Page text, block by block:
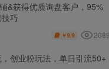
&获得优质询盘客户，​95%
巧
￥9.9 2089
创业粉玩法，单日引流50+